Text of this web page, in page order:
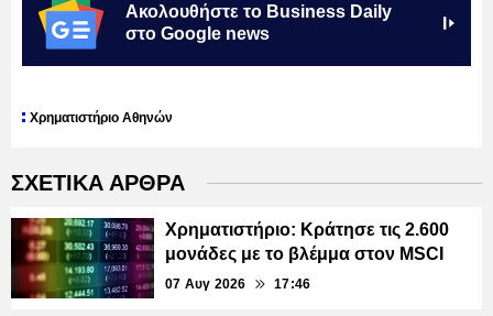
Ακολουθήστε το Business Daily
στο Google news
Χρηματιστήριο Αθηνών
ΣΧΕΤΙΚΑ ΑΡΘΡΑ
Χρηματιστήριο: Κράτησε τις 2.600
μονάδες με το βλέμμα στον MSCI
07 Αυγ 2026 17:46